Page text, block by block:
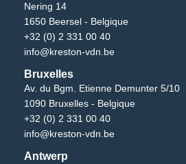
Nering 14
1650 Beersel - Belgique
+32 (0) 2 331 00 40
info@kreston-vdn.be
Bruxelles
Av. du Bgm. Etienne Demunter 5/10
1090 Bruxelles - Belgique
+32 (0) 2 331 00 40
info@kreston-vdn.be
Antwerp